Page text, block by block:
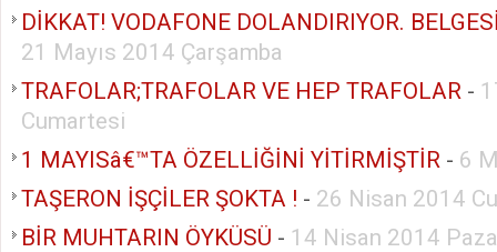
DİKKAT! VODAFONE DOLANDIRIYOR.
21 Mayıs 2014 Çarşamba
TRAFOLAR;TRAFOLAR VE HEP TRAFOLAR -
Cumartesi
1 MAYISâ€™TA ÖZELLİĞİNİ YİTİRMİŞTİR - 6
TAŞERON İŞÇİLER ŞOKTA ! - 26 Nisan 2014
BİR MUHTARIN ÖYKÜSÜ - 14 Nisan 2014